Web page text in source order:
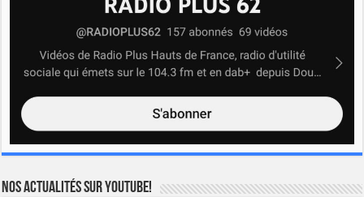
Nos actualités sur YOUTUBE!